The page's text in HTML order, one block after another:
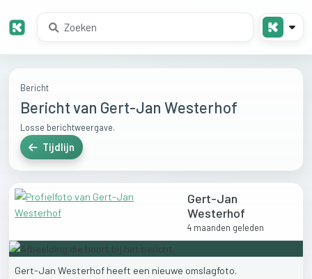
Bericht
Bericht van Gert-Jan Westerhof
Losse berichtweergave.
Tijdlijn
Gert-Jan
Westerhof
4 maanden geleden
Gert-Jan Westerhof heeft een nieuwe omslagfoto.